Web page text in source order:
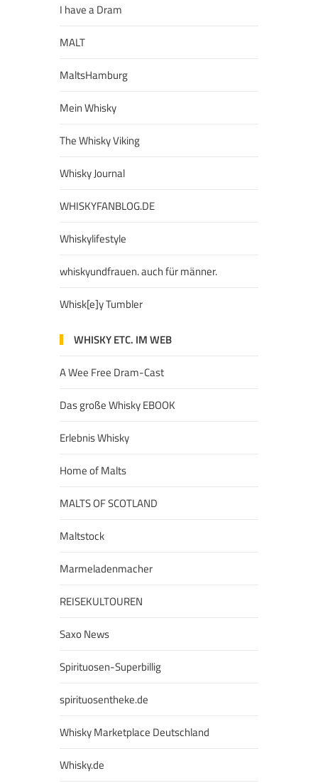
I have a Dram
MALT
MaltsHamburg
Mein Whisky
The Whisky Viking
Whisky Journal
WHISKYFANBLOG.DE
Whiskylifestyle
whiskyundfrauen. auch für männer.
Whisk[e]y Tumbler
WHISKY ETC. IM WEB
A Wee Free Dram-Cast
Das große Whisky EBOOK
Erlebnis Whisky
Home of Malts
MALTS OF SCOTLAND
Maltstock
Marmeladenmacher
REISEKULTOUREN
Saxo News
Spirituosen-Superbillig
spirituosentheke.de
Whisky Marketplace Deutschland
Whisky.de